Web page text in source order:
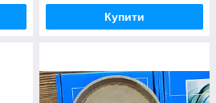
Купити